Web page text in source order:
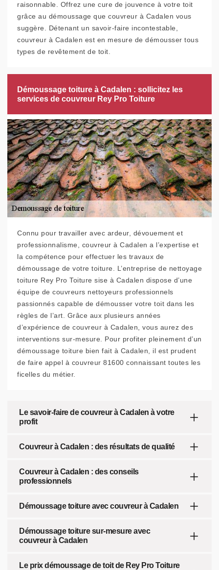
raisonnable. Offrez une cure de jouvence à votre toit
grâce au démoussage que couvreur à Cadalen vous
suggère. Détenant un savoir-faire incontestable,
couvreur à Cadalen est en mesure de démousser tous
types de revêtement de toit.
Démoussage toiture à Cadalen : sollicitez les
services de couvreur Rey Pro Toiture
Connu pour travailler avec ardeur, dévouement et
professionnalisme, couvreur à Cadalen a l’expertise et
la compétence pour effectuer les travaux de
démoussage de votre toiture. L’entreprise de nettoyage
toiture Rey Pro Toiture sise à Cadalen dispose d’une
équipe de couvreurs nettoyeurs professionnels
passionnés capable de démousser votre toit dans les
règles de l’art. Grâce aux plusieurs années
d’expérience de couvreur à Cadalen, vous aurez des
interventions sur-mesure. Pour profiter pleinement d’un
démoussage toiture bien fait à Cadalen, il est prudent
de faire appel à couvreur 81600 connaissant toutes les
ficelles du métier.
Le savoir-faire de couvreur à Cadalen à votre
profit
Couvreur à Cadalen : des résultats de qualité
Couvreur à Cadalen : des conseils
professionnels
Démoussage toiture avec couvreur à Cadalen
Démoussage toiture sur-mesure avec
couvreur à Cadalen
Le prix démoussage de toit de Rey Pro Toiture